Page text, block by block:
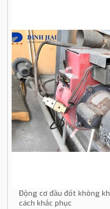
Động cơ đầu đốt không
cách khắc phục